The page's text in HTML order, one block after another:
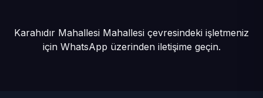
Karahıdır Mahallesi Mahallesi çevresindeki işletmeniz
için WhatsApp üzerinden iletişime geçin.